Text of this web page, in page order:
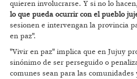
quieren involucrarse. Y si no lo
lo que pueda ocurrir con el pueblo
sesionen e intervengan la provincia
en paz".
"Vivir en paz" implica que en Jujuy
sinónimo de ser perseguido o
comunes sean para las comunidades